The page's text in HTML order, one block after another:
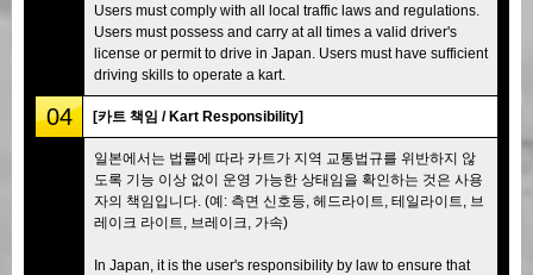
Users must comply with all local traffic laws and regulations.
Users must possess and carry at all times a valid driver's
license or permit to drive in Japan. Users must have sufficient
driving skills to operate a kart.
04 [카트 책임 / Kart Responsibility]
일본에서는 법률에 따라 카트가 지역 교통법규를 위반하지 않
도록 기능 이상 없이 운영 가능한 상태임을 확인하는 것은 사용
자의 책임입니다. (예: 측면 신호등, 헤드라이트, 테일라이트, 브
레이크 라이트, 브레이크, 가속)
In Japan, it is the user's responsibility by law to ensure that